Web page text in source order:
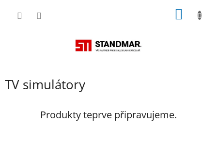
TV simulátory
Produkty teprve připravujeme.